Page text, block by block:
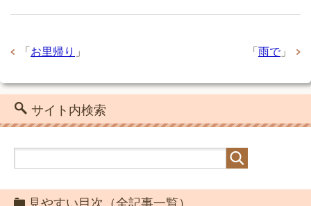
「 雨で」
「 お里帰り 」
サイト内検索